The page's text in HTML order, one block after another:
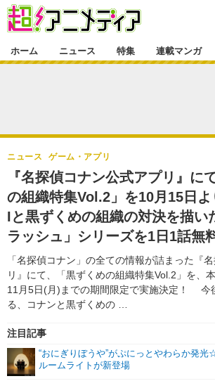
ゲーム・アプリ
グッズ
声優
特集一覧
ラキりす
連載マンガ
連載マンガ一覧
番組・動画
番組・動画一覧
動画
連載・ブログ
連載・ブログ一覧
編集部ブログ・お知らせ
ホーム ニュース 特集 連載マンガ
『名探偵コナン公式アプリ』に
の組織特集Vol.2」を10月15日
Iと黒ずくめの組織の対決を描い
ラッシュ」シリーズを1日1話無
「名探偵コナン」の全ての情報が詰まった『
リ』にて、「黒ずくめの組織特集Vol.2」を、
11月5日(月)までの期間限定で実施決定！ 今
る、コナンと黒ずくめの …
ニュース ゲーム・アプリ
注目記事
“おにぎりぼうや”がぷにっとやわらか発
ルームライトが新登場